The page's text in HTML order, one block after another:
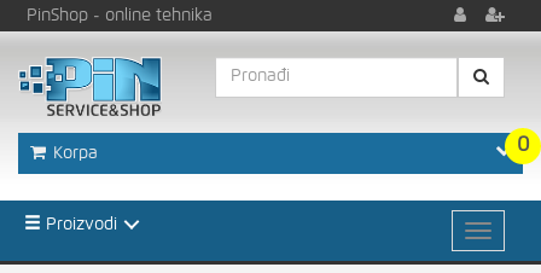
PinShop - online tehnika
0
Korpa
Proizvodi